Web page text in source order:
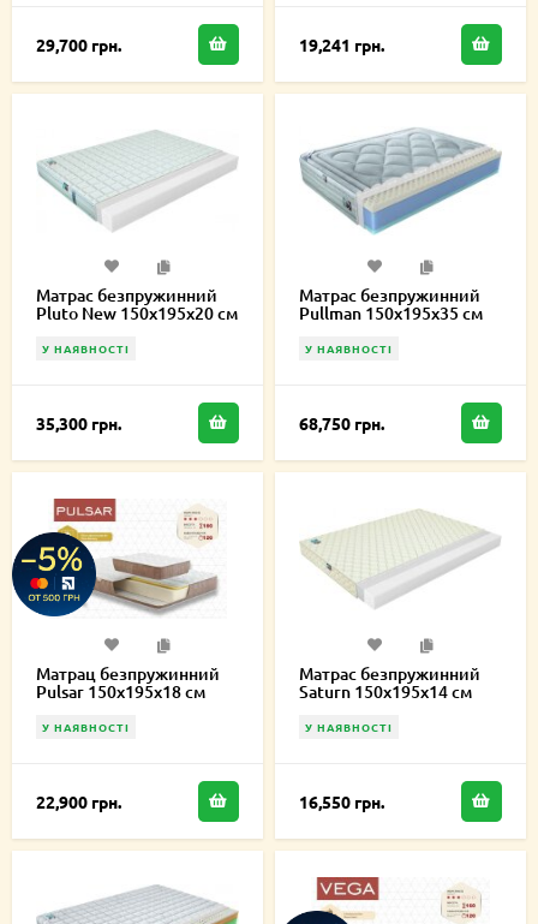
29,700 грн. 19,241 грн.
Матрас безпружинний
Pluto New 150х195х20 см
У НАЯВНОСТІ
35,300 грн.
Матрас безпружинний
Pullman 150х195х35 см
У НАЯВНОСТІ
68,750 грн.
Матрац безпружинний
Pulsar 150х195х18 см
У НАЯВНОСТІ
22,900 грн.
Матрас безпружинний
Saturn 150х195х14 см
У НАЯВНОСТІ
16,550 грн.